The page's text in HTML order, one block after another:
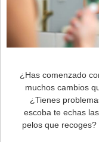
¿Has comenzado
muchos cambios
¿Tienes
escoba te echas
pelos que